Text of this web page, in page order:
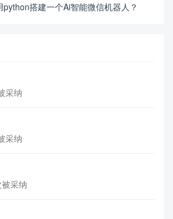
python搭建一个Ai智能微信机器人？
采纳
采纳
采纳